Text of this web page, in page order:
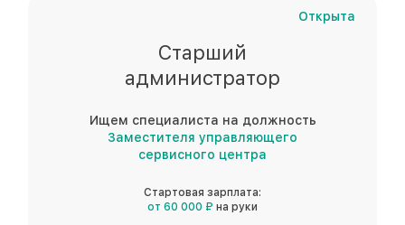
Открыта
Старший
администратор
Ищем специалиста на должность
Заместителя управляющего
сервисного центра
Стартовая зарплата:
от 60 000 ₽ на руки